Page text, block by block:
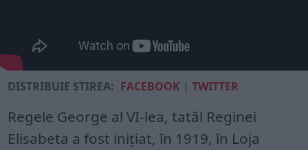
DISTRIBUIE ȘTIREA: FACEBOOK |TWITTER
Regele George al VI-lea, tatăl Reginei
Elisabeta a fost inițiat, în 1919, în Loja